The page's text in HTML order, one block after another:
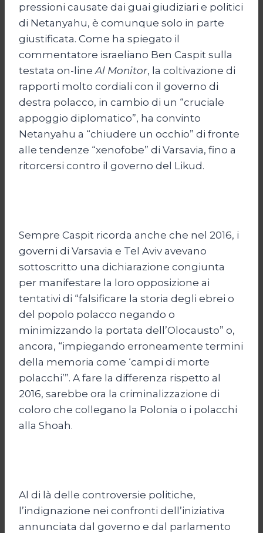
pressioni causate dai guai giudiziari e politici
di Netanyahu, è comunque solo in parte
giustificata. Come ha spiegato il
commentatore israeliano Ben Caspit sulla
testata on-line Al Monitor, la coltivazione di
rapporti molto cordiali con il governo di
destra polacco, in cambio di un “cruciale
appoggio diplomatico”, ha convinto
Netanyahu a “chiudere un occhio” di fronte
alle tendenze “xenofobe” di Varsavia, fino a
ritorcersi contro il governo del Likud.
Sempre Caspit ricorda anche che nel 2016, i
governi di Varsavia e Tel Aviv avevano
sottoscritto una dichiarazione congiunta
per manifestare la loro opposizione ai
tentativi di “falsificare la storia degli ebrei o
del popolo polacco negando o
minimizzando la portata dell’Olocausto” o,
ancora, “impiegando erroneamente termini
della memoria come ‘campi di morte
polacchi’”. A fare la differenza rispetto al
2016, sarebbe ora la criminalizzazione di
coloro che collegano la Polonia o i polacchi
alla Shoah.
Al di là delle controversie politiche,
l’indignazione nei confronti dell’iniziativa
annunciata dal governo e dal parlamento